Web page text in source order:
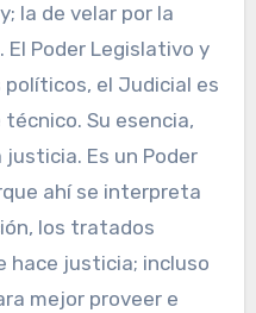
la de velar por la
Poder Legislativo y
el Judicial es
Su esencia,
justicia. Es un Poder
ahí se interpreta
los tratados
hace justicia; incluso
mejor proveer e